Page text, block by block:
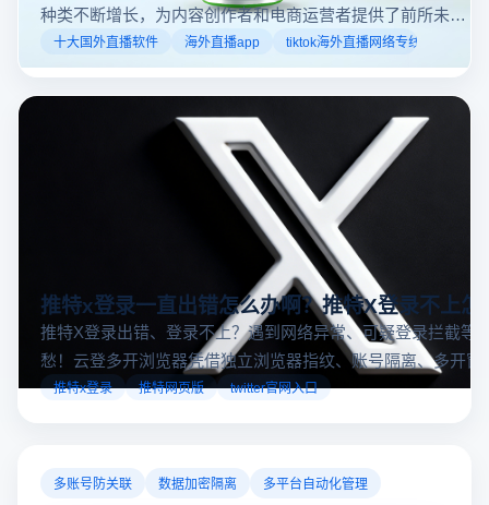
种类不断增长，为内容创作者和电商运营者提供了前所未有
的机遇。如果你是一个跨境电商从业者，想要了解2025年十
大国外直播软件排行榜，那么你来对地方了！接下来跟着云
登多开浏览器一起来了解海外直播平台哪些最受欢迎。
十大国外直播软件 海外直播app tiktok海外直播网络专线
推特x登录一直出错怎么办啊？推特X登录不上怎
推特X登录出错、登录不上？遇到网络异常、可疑登录拦截等
愁！云登多开浏览器凭借独立浏览器指纹、账号隔离、多开窗
对性解决登录难题，让推特X登录更稳定安全～
推特x登录 推特网页版 twitter官网入口
多账号防关联 数据加密隔离 多平台自动化管理